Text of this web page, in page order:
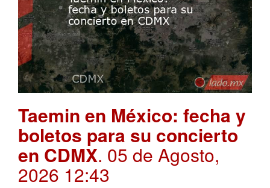
Taemin en México: fecha y
boletos para su concierto
en CDMX. 05 de Agosto,
2026 12:43